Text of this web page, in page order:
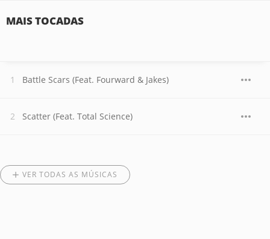
MAIS TOCADAS
Battle Scars (Feat. Fourward & Jakes)
Scatter (Feat. Total Science)
VER TODAS AS MÚSICAS